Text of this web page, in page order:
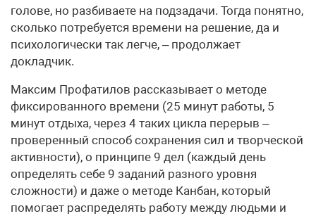
голове, но разбиваете на подзадачи. Тогда понятно,
сколько потребуется времени на решение, да и
психологически так легче, – продолжает
докладчик.
Максим Профатилов рассказывает о методе
фиксированного времени (25 минут работы, 5
минут отдыха, через 4 таких цикла перерыв –
проверенный способ сохранения сил и творческой
активности), о принципе 9 дел (каждый день
определять себе 9 заданий разного уровня
сложности) и даже о методе Канбан, который
помогает распределять работу между людьми и